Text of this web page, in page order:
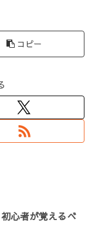
コピー
心者が覚えるべ